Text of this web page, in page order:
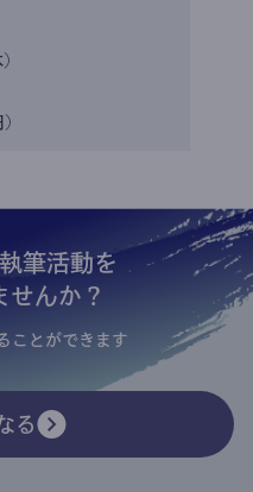
)
)
筆活動を
せんか？
ことができます
る